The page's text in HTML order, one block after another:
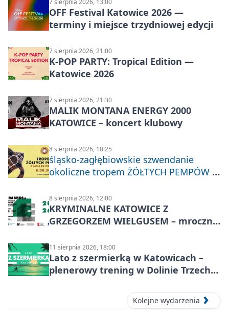
7 sierpnia 2026, 13:00
OFF Festival Katowice 2026 —
terminy i miejsce trzydniowej edycji
7 sierpnia 2026, 21:00
K-POP PARTY: Tropical Edition —
Katowice 2026
7 sierpnia 2026, 21:30
MALIK MONTANA ENERGY 2000
KATOWICE – koncert klubowy
8 sierpnia 2026, 10:25
śląsko-zagłębiowskie szwendanie
okoliczne tropem ŻÓŁTYCH PEMPÓW z
8 sierpnia 2026, 12:00
KRYMINALNE KATOWICE Z
GRZEGORZEM WIELGUSEM – mroczne
11 sierpnia 2026, 18:00
Lato z szermierką w Katowicach –
plenerowy trening w Dolinie Trzech
Kolejne wydarzenia